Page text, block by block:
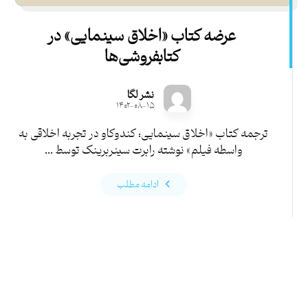
عرضه کتاب «اخلاق سینمایی» در
کتابفروشی‌ها
نشر لگا
۱۴۰۲-۰۸-۱۵
ترجمه کتاب «اخلاق سینمایی: کندوکاو در تجربه اخلاقی به
واسطه فیلم» نوشته رابرت سینربرینک توسط ...
ادامه مطلب